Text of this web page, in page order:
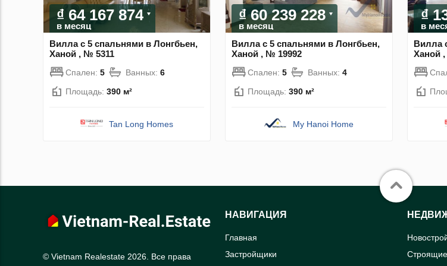
₫ 64 167 874
в месяц
Вилла с 5 спальнями в Лонгбьен,
Ханой , № 5311
Спален: 5 Ванных: 6
Площадь: 390 м²
Tan Long Homes
₫ 60 239 228
в месяц
Вилла с 5 спальнями в Лонгбьен,
Ханой , № 19992
Спален: 5 Ванных: 4
Площадь: 390 м²
My Hanoi Home
₫
в
Вилла
Ханой
© Vietnam Realestate 2026. Все права
НАВИГАЦИЯ
Главная
Застройщики